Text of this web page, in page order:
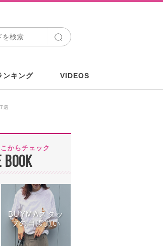
ンキング VIDEOS
選
からチェック
BUYMAスタッ
フの自腹買い